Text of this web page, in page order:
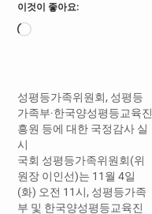
이것이 좋아요:
로
성평등가족위원회, 성평등
가족부·한국양성평등교육진
흥원 등에 대한 국정감사 실
시
국회 성평등가족위원회(위
원장 이인선)는 11월 4일
(화) 오전 11시, 성평등가족
부 및 한국양성평등교육진